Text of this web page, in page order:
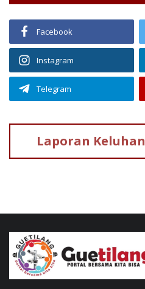
Facebook
Instagram
Telegram
Laporan Keluhan